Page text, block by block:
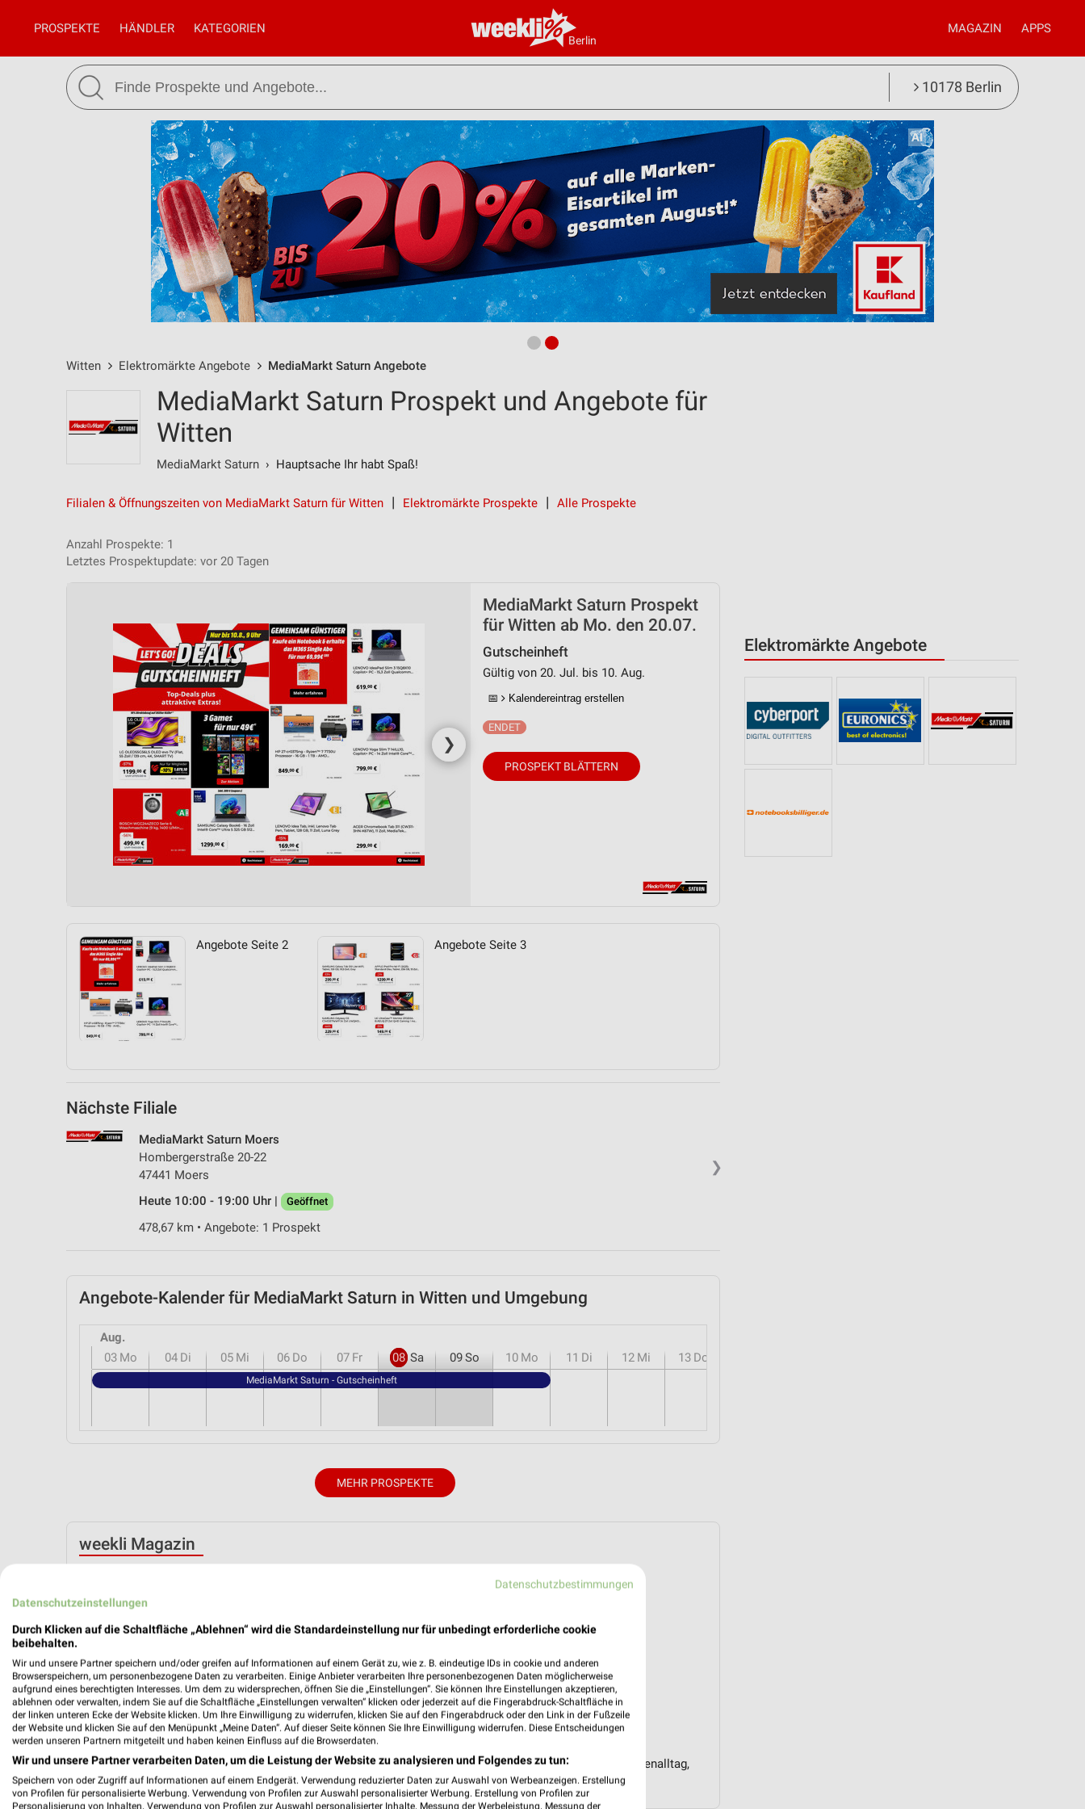
Berlin
PROSPEKTE HÄNDLER KATEGORIEN MAGAZIN APPS
10178 Berlin
Witten Elektromärkte Angebote MediaMarkt Saturn Angebote
Elektromärkte Angebote
MediaMarkt Saturn Prospekt und Angebote für
Witten
MediaMarkt Saturn › Hauptsache Ihr habt Spaß!
Filialen & Öffnungszeiten von MediaMarkt Saturn für Witten Elektromärkte Prospekte Alle Prospekte
Anzahl Prospekte: 1
Letztes Prospektupdate: vor 20 Tagen
❯
MediaMarkt Saturn Prospekt
für Witten ab Mo. den 20.07.
Gutscheinheft
Gültig von 20. Jul. bis 10. Aug.
📅 Kalendereintrag erstellen
PROSPEKT BLÄTTERN
Angebote Seite 2 Angebote Seite 3
Nächste Filiale
❯
MediaMarkt Saturn Moers
Hombergerstraße 20-22
47441 Moers
Heute 10:00 - 19:00 Uhr |
Geöffnet
478,67 km • Angebote: 1 Prospekt
Angebote-Kalender für MediaMarkt Saturn in Witten und Umgebung
Aug.
03 Mo 04 Di 05 Mi 06 Do 07 Fr 08 Sa 09So 10 Mo 11 Di 12 Mi 13 Do
MediaMarkt Saturn - Gutscheinheft
MEHR PROSPEKTE
weekli Magazin
Frühlingsdeals mit MediaMarkt Saturn
13.03.2026
Imweekli Magazinerwarten dich neben Infos zu MediaMarkt Saturn auch clevere Spartipps für den Familienalltag,
Ideen zur Haushaltsplanung und einfache Wege, dein Budget nachhaltig zu entlasten.
Datenschutzbestimmungen
Datenschutzeinstellungen
Durch Klicken auf die Schaltfläche „Ablehnen“ wird die Standardeinstellung nur für unbedingt erforderliche cookie
beibehalten.
Wir und unsere Partner speichern und/oder greifen auf Informationen auf einem Gerät zu, wie z. B. eindeutige IDs in cookie und anderen
Browserspeichern, um personenbezogene Daten zu verarbeiten. Einige Anbieter verarbeiten Ihre personenbezogenen Daten möglicherweise
aufgrund eines berechtigten Interesses. Um dem zu widersprechen, öffnen Sie die „Einstellungen“. Sie können Ihre Einstellungen akzeptieren,
ablehnen oder verwalten, indem Sie auf die Schaltfläche „Einstellungen verwalten“ klicken oder jederzeit auf die Fingerabdruck-Schaltfläche in
der linken unteren Ecke der Website klicken. Um Ihre Einwilligung zu widerrufen, klicken Sie auf den Fingerabdruck oder den Link in der Fußzeile
der Website und klicken Sie auf den Menüpunkt „Meine Daten“. Auf dieser Seite können Sie Ihre Einwilligung widerrufen. Diese Entscheidungen
werden unseren Partnern mitgeteilt und haben keinen Einfluss auf die Browserdaten.
Wir und unsere Partner verarbeiten Daten, um die Leistung der Website zu analysieren und Folgendes zu tun:
Speichern von oder Zugriff auf Informationen auf einem Endgerät. Verwendung reduzierter Daten zur Auswahl von Werbeanzeigen. Erstellung
von Profilen für personalisierte Werbung. Verwendung von Profilen zur Auswahl personalisierter Werbung. Erstellung von Profilen zur
Personalisierung von Inhalten. Verwendung von Profilen zur Auswahl personalisierter Inhalte. Messung der Werbeleistung. Messung der